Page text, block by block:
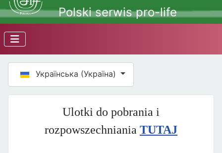
Polski serwis pro-life
Оберіть свою мову
Українська (Україна)
Ulotki do pobrania i
rozpowszechniania TUTAJ